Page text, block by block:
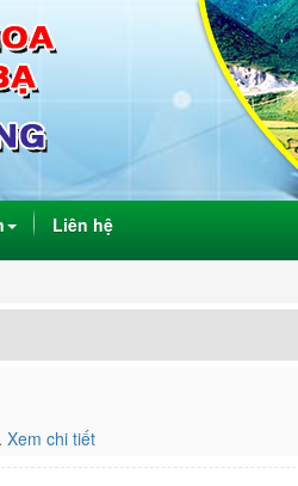
Liên hệ
Xem chi tiết